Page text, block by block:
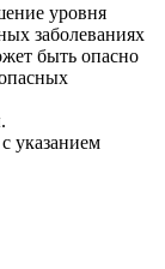
уровня
заболеваниях
быть опасно
указанием